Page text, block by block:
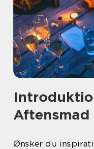
Aftensmad
Ønsker du